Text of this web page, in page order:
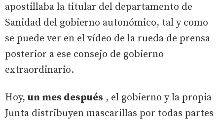
apostillaba la titular del departamento de
Sanidad del gobierno autonómico, tal y como
se puede ver en el vídeo de la rueda de prensa
posterior a ese consejo de gobierno
extraordinario.
Hoy, un mes después , el gobierno y la propia
Junta distribuyen mascarillas por todas partes